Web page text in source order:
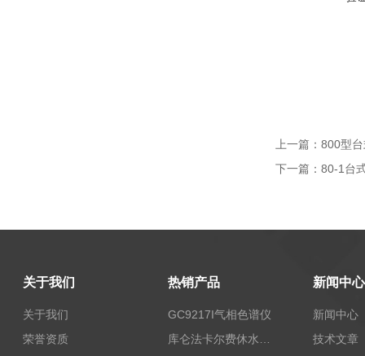
上一篇： 800型
下一篇： 80-1台
关于我们
关于我们
荣誉资质
热销产品
GC9217I气相色谱仪
新闻中心
新闻中心
技术文章